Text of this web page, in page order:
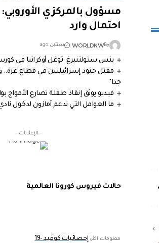
مسؤول بالمركزي
احتمال وارد
By
WORLDNW سنتين ago
ينس ستولتنبرغ: توغل أوكرانيا في
مقتل جنود إسرائيليين في قطاع غزة..
جدا"
فيديو يوثق إنقاذ طفلة تصارع
ما العوامل التي تدعم أمازون لدخول نادي الـ3 تريليونات
- الإعلانات -
حالات فيروس كورونا العالمية
معلومات اكثر: إحصائيات كوفيد -19